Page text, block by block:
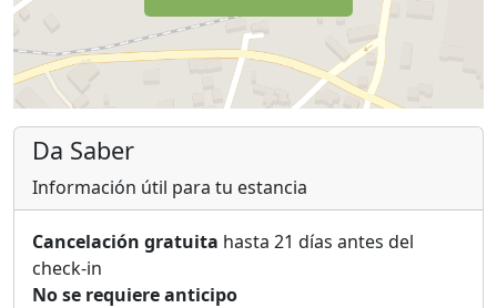
Da Saber
Información útil para tu estancia
Cancelación gratuita hasta 21 días antes del
check-in
No se requiere anticipo